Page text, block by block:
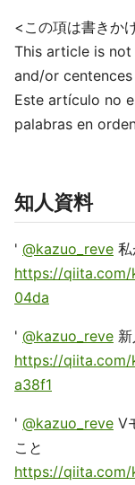
<この項は書きか
This article is
and/or
Este artículo no
palabras en
知人資料
' @kazuo_reve 私
https://qiita.com/
04da
' @kazuo_reve
https://qiita.com/
a38f1
' @kazuo_reve V
こと
https://